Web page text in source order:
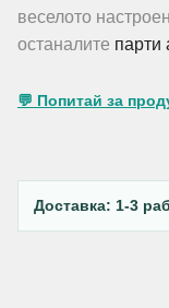
веселото
останалите парти
💬 Попитай за
Доставка: 1-3